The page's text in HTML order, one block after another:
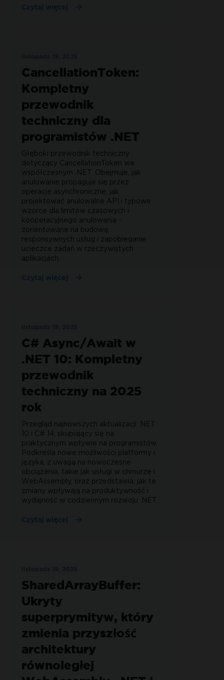
Czytaj więcej
CancellationToken:
Kompletny
przewodnik
techniczny dla
programistów .NET
Głęboki przewodnik techniczny
dotyczący CancellationToken we
współczesnym .NET. Obejmuje, jak
anulowanie propaguje się przez
operacje asynchroniczne, jak
projektować anulowalne API i typowe
wzorce dla limitów czasowych i
kooperacyjnego anulowania -
zorientowane na budowę
responsywnych usług i zapobieganie
ucieczce zadań w rzeczywistych
aplikacjach.
Czytaj więcej
C# Async/Await w
.NET 10: Kompletny
przewodnik
techniczny na 2025
rok
Przegląd najnowszych aktualizacji .NET
10 i C# 14, skupiający się na
praktycznym wpływie na programistów.
Podkreśla nowe możliwości platformy i
języka, z uwagą na nowoczesne
obciążenia, takie jak usługi w chmurze i
WebAssembly, oraz przedstawia, jak te
zmiany wpływają na produktywność i
wydajność w codziennym rozwoju .NET.
Czytaj więcej
SharedArrayBuffer:
Ukryty
superprymityw, który
zmienia przyszłość
architektury
równoległej